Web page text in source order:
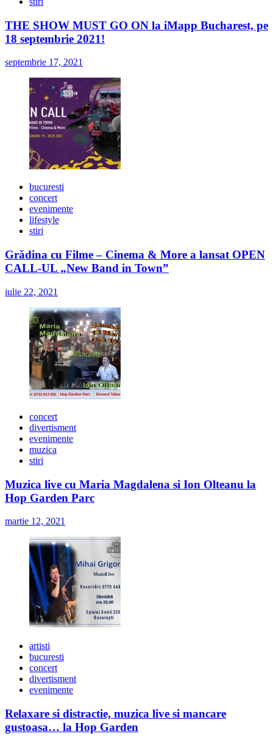
THE SHOW MUST GO ON la iMapp Bucharest, pe
18 septembrie 2021!
septembrie 17, 2021
bucuresti
concert
evenimente
lifestyle
stiri
Grădina cu Filme – Cinema & More a lansat OPEN
CALL-UL „New Band in Town”
iulie 22, 2021
concert
divertisment
evenimente
muzica
stiri
Muzica live cu Maria Magdalena si Ion Olteanu la
Hop Garden Parc
martie 12, 2021
artisti
bucuresti
concert
divertisment
evenimente
Relaxare si distractie, muzica live si mancare
gustoasa… la Hop Garden